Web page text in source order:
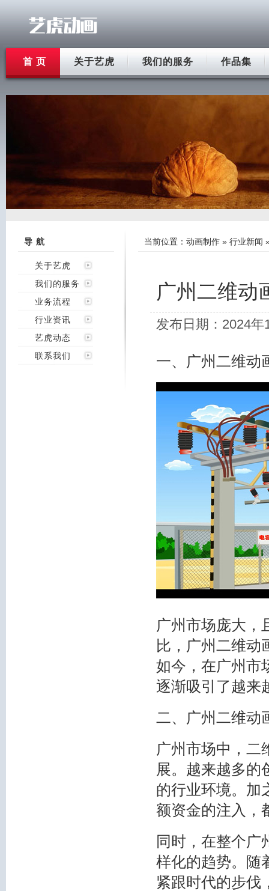
首 页 关于艺虎 我们的服务 作品集
导 航
关于艺虎
我们的服务
业务流程
行业资讯
艺虎动态
联系我们
当前位置： 动画制作 » 行业新闻
广州二维动
发布日期：2024
一、广州二维动
广州市场庞大，
比，广州二维动
如今，在广州市
逐渐吸引了越来
二、广州二维动
广州市场中，二
展。越来越多的
的行业环境。加
额资金的注入，
同时，在整个广
样化的趋势。随
紧跟时代的步伐